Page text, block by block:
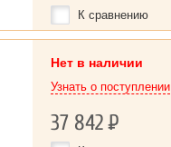
К сравнению
Нет в наличии
Узнать о поступлении
37 842Р